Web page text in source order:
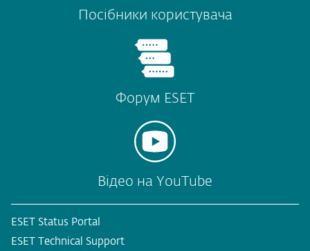
Посібники користувача
Форум ESET
Відео на YouTube
ESET Status Portal
ESET Technical Support